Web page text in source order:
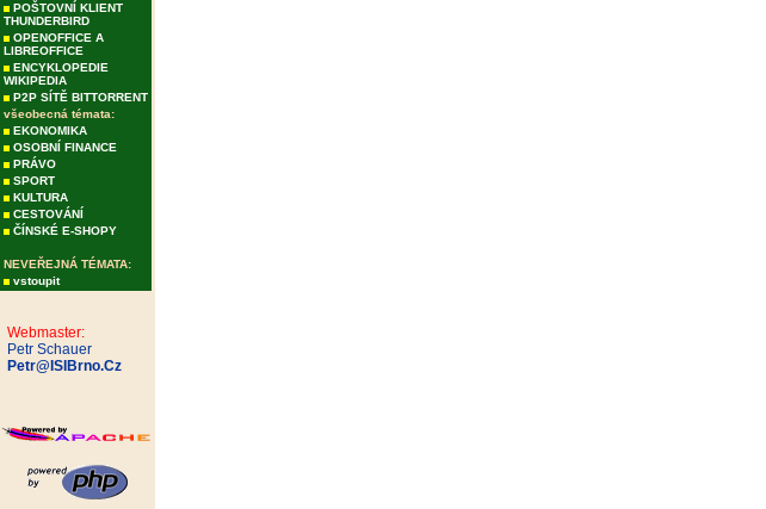
POŠTOVNÍ KLIENT
THUNDERBIRD
OPENOFFICE A
LIBREOFFICE
ENCYKLOPEDIE
WIKIPEDIA
P2P SÍTĚ BITTORRENT
všeobecná témata:
EKONOMIKA
OSOBNÍ FINANCE
PRÁVO
SPORT
KULTURA
CESTOVÁNÍ
ČÍNSKÉ E-SHOPY
NEVEŘEJNÁ TÉMATA:
vstoupit
Webmaster:
Petr Schauer
Petr@ISIBrno.Cz